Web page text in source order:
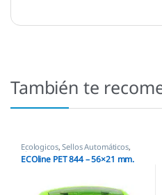
También te
Ecologicos,Sellos Automáticos,
Shiny
ECOline PET 844 – 56×21 mm.